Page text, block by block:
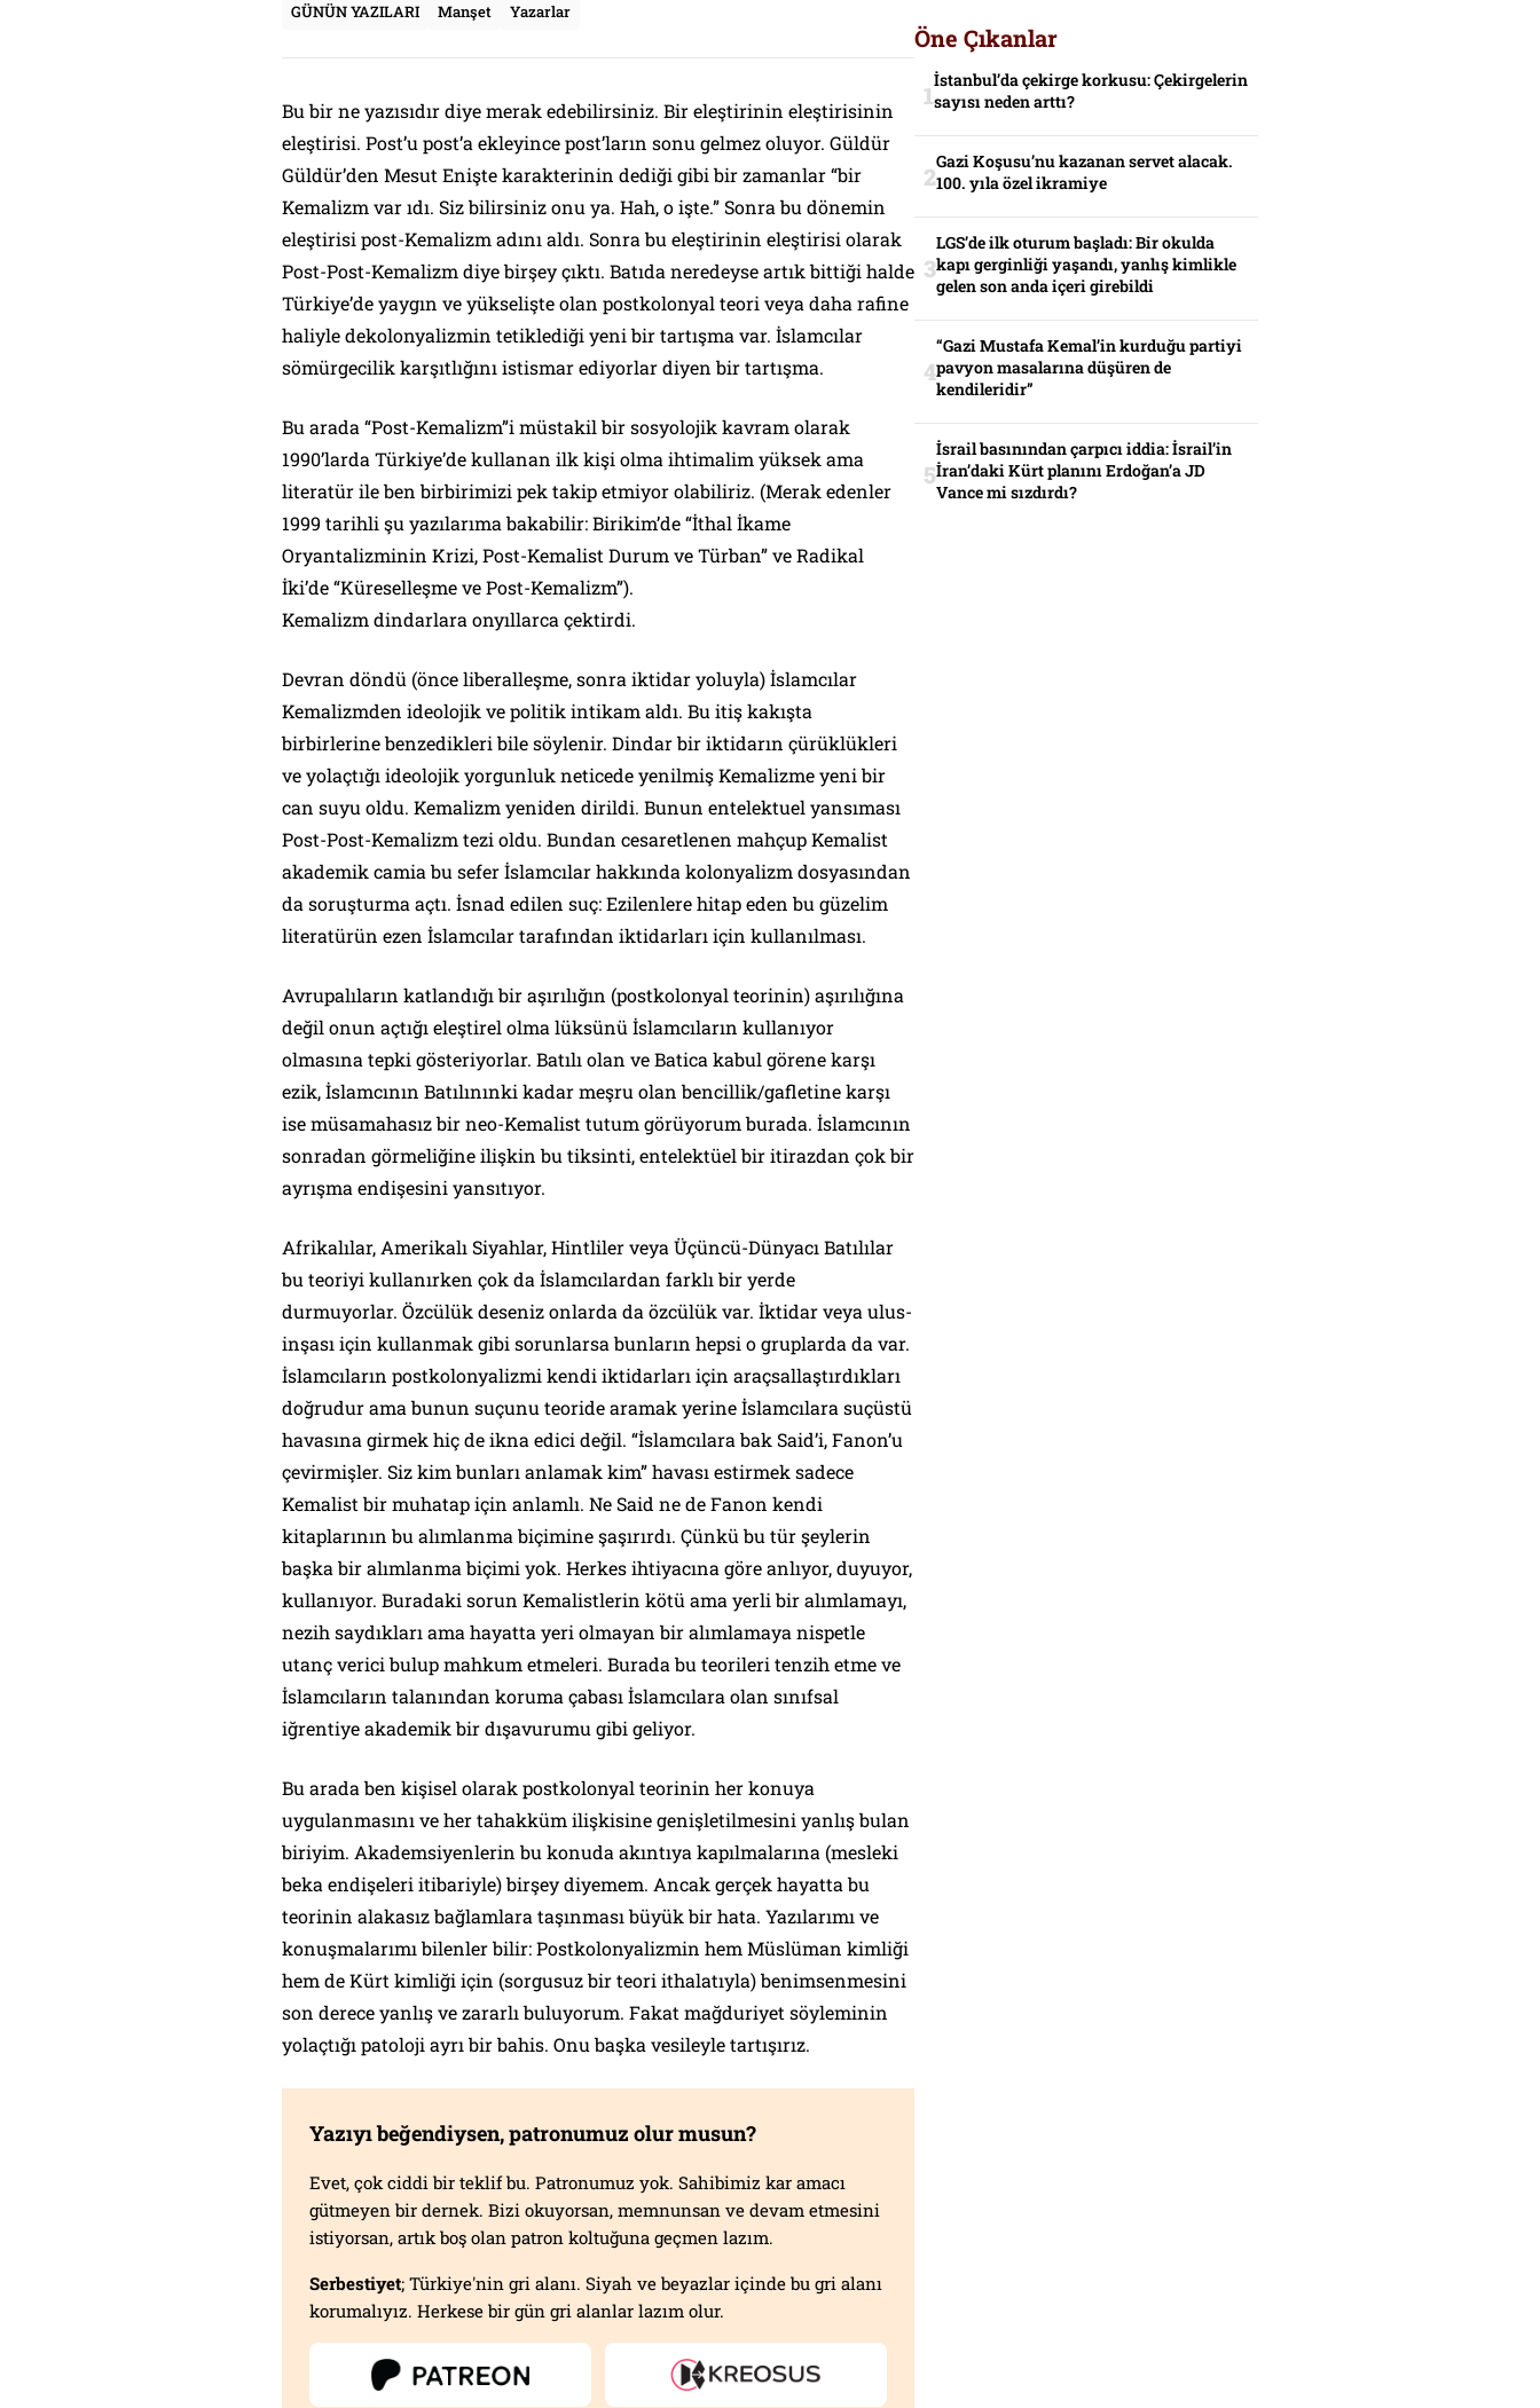
GÜNÜN YAZILARI
Manşet Yazarlar
Bu bir ne yazısıdır diye merak edebilirsiniz. Bir eleştirinin eleştirisinin
eleştirisi. Post’u post’a ekleyince post’ların sonu gelmez oluyor. Güldür
Güldür’den Mesut Enişte karakterinin dediği gibi bir zamanlar “bir
Kemalizm var ıdı. Siz bilirsiniz onu ya. Hah, o işte.” Sonra bu dönemin
eleştirisi post-Kemalizm adını aldı. Sonra bu eleştirinin eleştirisi olarak
Post-Post-Kemalizm diye birşey çıktı. Batıda neredeyse artık bittiği halde
Türkiye’de yaygın ve yükselişte olan postkolonyal teori veya daha rafine
haliyle dekolonyalizmin tetiklediği yeni bir tartışma var. İslamcılar
sömürgecilik karşıtlığını istismar ediyorlar diyen bir tartışma.
Bu arada “Post-Kemalizm”i müstakil bir sosyolojik kavram olarak
1990’larda Türkiye’de kullanan ilk kişi olma ihtimalim yüksek ama
literatür ile ben birbirimizi pek takip etmiyor olabiliriz. (Merak edenler
1999 tarihli şu yazılarıma bakabilir: Birikim’de “İthal İkame
Oryantalizminin Krizi, Post-Kemalist Durum ve Türban” ve Radikal
İki’de “Küreselleşme ve Post-Kemalizm”).
Kemalizm dindarlara onyıllarca çektirdi.
Devran döndü (önce liberalleşme, sonra iktidar yoluyla) İslamcılar
Kemalizmden ideolojik ve politik intikam aldı. Bu itiş kakışta
birbirlerine benzedikleri bile söylenir. Dindar bir iktidarın çürüklükleri
ve yolaçtığı ideolojik yorgunluk neticede yenilmiş Kemalizme yeni bir
can suyu oldu. Kemalizm yeniden dirildi. Bunun entelektuel yansıması
Post-Post-Kemalizm tezi oldu. Bundan cesaretlenen mahçup Kemalist
akademik camia bu sefer İslamcılar hakkında kolonyalizm dosyasından
da soruşturma açtı. İsnad edilen suç: Ezilenlere hitap eden bu güzelim
literatürün ezen İslamcılar tarafından iktidarları için kullanılması.
Avrupalıların katlandığı bir aşırılığın (postkolonyal teorinin) aşırılığına
değil onun açtığı eleştirel olma lüksünü İslamcıların kullanıyor
olmasına tepki gösteriyorlar. Batılı olan ve Batica kabul görene karşı
ezik, İslamcının Batılınınki kadar meşru olan bencillik/gafletine karşı
ise müsamahasız bir neo-Kemalist tutum görüyorum burada. İslamcının
sonradan görmeliğine ilişkin bu tiksinti, entelektüel bir itirazdan çok bir
ayrışma endişesini yansıtıyor.
Afrikalılar, Amerikalı Siyahlar, Hintliler veya Üçüncü-Dünyacı Batılılar
bu teoriyi kullanırken çok da İslamcılardan farklı bir yerde
durmuyorlar. Özcülük deseniz onlarda da özcülük var. İktidar veya ulus-
inşası için kullanmak gibi sorunlarsa bunların hepsi o gruplarda da var.
İslamcıların postkolonyalizmi kendi iktidarları için araçsallaştırdıkları
doğrudur ama bunun suçunu teoride aramak yerine İslamcılara suçüstü
havasına girmek hiç de ikna edici değil. “İslamcılara bak Said’i, Fanon’u
çevirmişler. Siz kim bunları anlamak kim” havası estirmek sadece
Kemalist bir muhatap için anlamlı. Ne Said ne de Fanon kendi
kitaplarının bu alımlanma biçimine şaşırırdı. Çünkü bu tür şeylerin
başka bir alımlanma biçimi yok. Herkes ihtiyacına göre anlıyor, duyuyor,
kullanıyor. Buradaki sorun Kemalistlerin kötü ama yerli bir alımlamayı,
nezih saydıkları ama hayatta yeri olmayan bir alımlamaya nispetle
utanç verici bulup mahkum etmeleri. Burada bu teorileri tenzih etme ve
İslamcıların talanından koruma çabası İslamcılara olan sınıfsal
iğrentiye akademik bir dışavurumu gibi geliyor.
Bu arada ben kişisel olarak postkolonyal teorinin her konuya
uygulanmasını ve her tahakküm ilişkisine genişletilmesini yanlış bulan
biriyim. Akademsiyenlerin bu konuda akıntıya kapılmalarına (mesleki
beka endişeleri itibariyle) birşey diyemem. Ancak gerçek hayatta bu
teorinin alakasız bağlamlara taşınması büyük bir hata. Yazılarımı ve
konuşmalarımı bilenler bilir: Postkolonyalizmin hem Müslüman kimliği
hem de Kürt kimliği için (sorgusuz bir teori ithalatıyla) benimsenmesini
son derece yanlış ve zararlı buluyorum. Fakat mağduriyet söyleminin
yolaçtığı patoloji ayrı bir bahis. Onu başka vesileyle tartışırız.
Yazıyı beğendiysen, patronumuz olur musun?
Evet, çok ciddi bir teklif bu. Patronumuz yok. Sahibimiz kar amacı
gütmeyen bir dernek. Bizi okuyorsan, memnunsan ve devam etmesini
istiyorsan, artık boş olan patron koltuğuna geçmen lazım.
Serbestiyet; Türkiye'nin gri alanı. Siyah ve beyazlar içinde bu gri alanı
korumalıyız. Herkese bir gün gri alanlar lazım olur.
Öne Çıkanlar
İstanbul’da çekirge korkusu: Çekirgelerin
sayısı neden arttı?
Gazi Koşusu’nu kazanan servet alacak.
100. yıla özel ikramiye
LGS’de ilk oturum başladı: Bir okulda
kapı gerginliği yaşandı, yanlış kimlikle
gelen son anda içeri girebildi
“Gazi Mustafa Kemal’in kurduğu partiyi
pavyon masalarına düşüren de
kendileridir”
İsrail basınından çarpıcı iddia: İsrail’in
İran’daki Kürt planını Erdoğan’a JD
Vance mi sızdırdı?